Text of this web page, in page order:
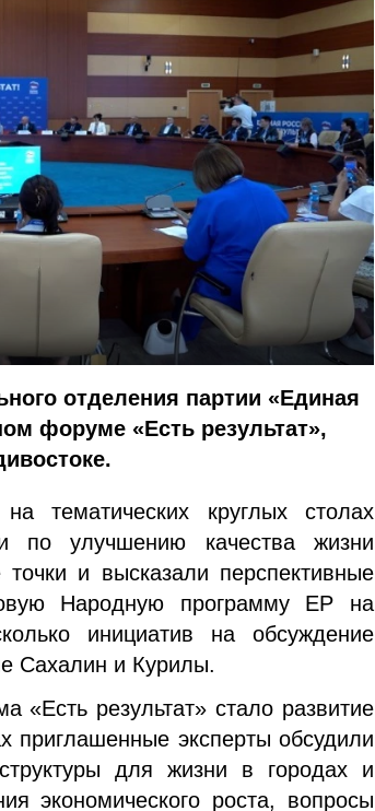
отделения партии «Единая
форуме «Есть результат»,
тематических круглых столах
по улучшению качества жизни
и высказали перспективные
Народную программу ЕР на
инициатив на обсуждение
Сахалин и Курилы.
«Есть результат» стало развитие
приглашенные эксперты обсудили
для жизни в городах и
экономического роста, вопросы